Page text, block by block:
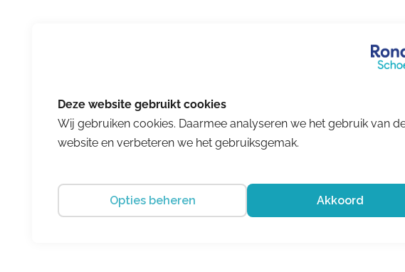
Wij gebruiken cookies. Daarmee analyseren we het gebruik van
website en verbeteren we het gebruiksgemak.
Opties beheren Akkoord